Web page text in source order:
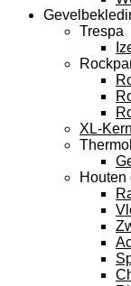
Trespa
XL-Kern